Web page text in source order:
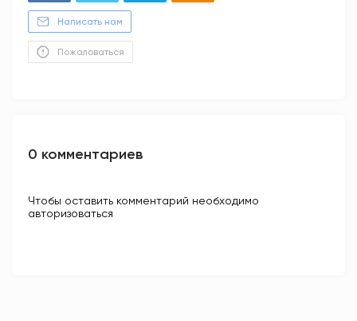
Написать нам
Пожаловаться
0 комментариев
Чтобы оставить комментарий необходимо
авторизоваться